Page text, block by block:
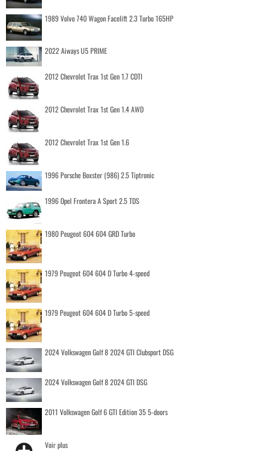
1989 Volvo 740 Wagon Facelift 2.3 Turbo 165HP
2022 Aiways U5 PRIME
2012 Chevrolet Trax 1st Gen 1.7 CDTI
2012 Chevrolet Trax 1st Gen 1.4 AWD
2012 Chevrolet Trax 1st Gen 1.6
1996 Porsche Boxster (986) 2.5 Tiptronic
1996 Opel Frontera A Sport 2.5 TDS
1980 Peugeot 604 604 GRD Turbo
1979 Peugeot 604 604 D Turbo 4-speed
1979 Peugeot 604 604 D Turbo 5-speed
2024 Volkswagen Golf 8 2024 GTI Clubsport DSG
2024 Volkswagen Golf 8 2024 GTI DSG
2011 Volkswagen Golf 6 GTI Edition 35 5-doors
Voir plus